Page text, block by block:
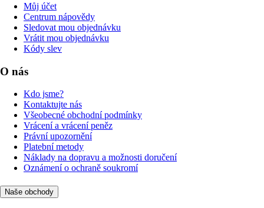
Můj účet
Centrum nápovědy
Sledovat mou objednávku
Vrátit mou objednávku
Kódy slev
O nás
Kdo jsme?
Kontaktujte nás
Všeobecné obchodní podmínky
Vrácení a vrácení peněz
Právní upozornění
Platební metody
Náklady na dopravu a možnosti doručení
Oznámení o ochraně soukromí
Naše obchody